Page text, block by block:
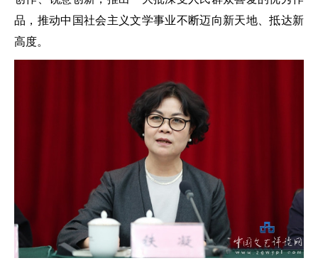
品，推动中国社会主义文学事业不断迈向新天地、抵达新
高度。